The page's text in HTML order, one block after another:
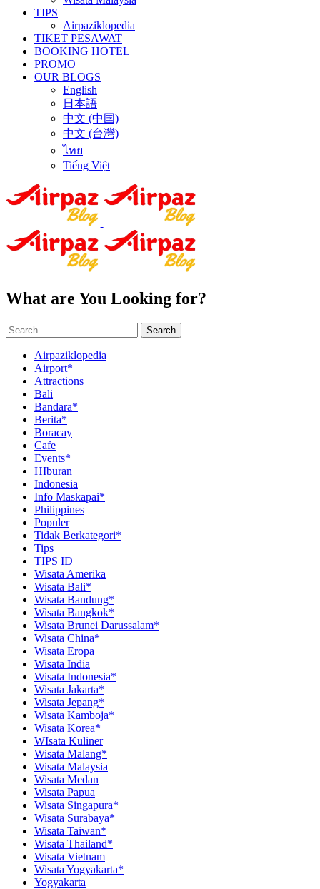
TIPS
Airpaziklopedia
TIKET PESAWAT
BOOKING HOTEL
PROMO
OUR BLOGS
English
日本語
中文 (中国)
中文 (台灣)
ไทย
Tiếng Việt
What are You Looking for?
Search
Airpaziklopedia
Airport*
Attractions
Bali
Bandara*
Berita*
Boracay
Cafe
Events*
HIburan
Indonesia
Info Maskapai*
Philippines
Populer
Tidak Berkategori*
Tips
TIPS ID
Wisata Amerika
Wisata Bali*
Wisata Bandung*
Wisata Bangkok*
Wisata Brunei Darussalam*
Wisata China*
Wisata Eropa
Wisata India
Wisata Indonesia*
Wisata Jakarta*
Wisata Jepang*
Wisata Kamboja*
Wisata Korea*
WIsata Kuliner
Wisata Malang*
Wisata Malaysia
Wisata Medan
Wisata Papua
Wisata Singapura*
Wisata Surabaya*
Wisata Taiwan*
Wisata Thailand*
Wisata Vietnam
Wisata Yogyakarta*
Yogyakarta